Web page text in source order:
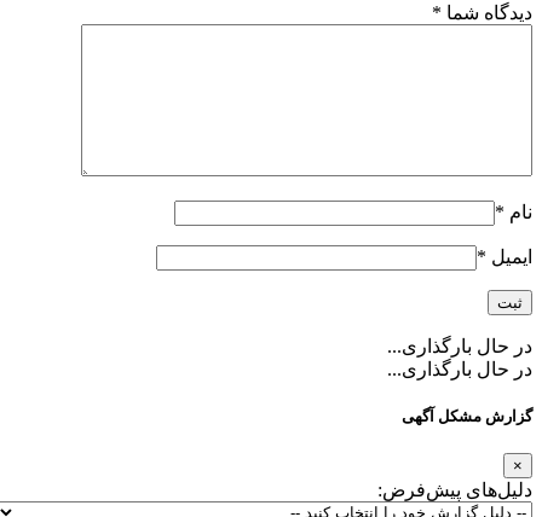
*
آگهی
پیش‌فرض: